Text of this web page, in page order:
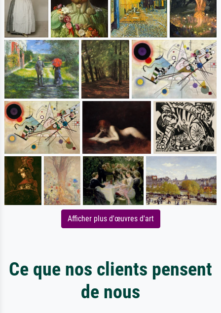
Afficher plus d'œuvres d'art
Ce que nos clients pensent
de nous